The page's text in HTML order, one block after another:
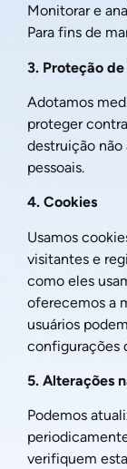
Monitorar e
Para fins de
3. Proteção
Adotamos
proteger
destruição não
pessoais.
4. Cookies
Usamos
visitantes e
como eles
oferecemos a
usuários
configurações
5. Alterações
Podemos
verifiquem